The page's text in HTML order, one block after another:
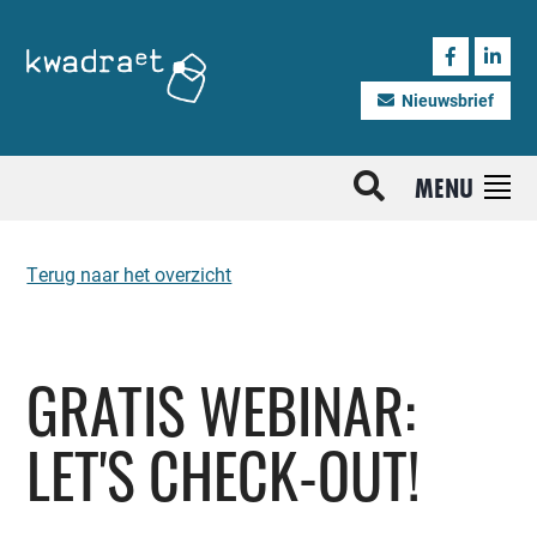
Nieuwsbrief
MENU
Terug naar het overzicht
GRATIS WEBINAR:
LET'S CHECK-OUT!